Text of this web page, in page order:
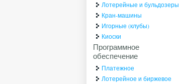
Лотерейные и бульдозеры
Кран-машины
Игорные (клубы)
Киоски
Программное
обеспечение
Платежное
Лотерейное и биржевое